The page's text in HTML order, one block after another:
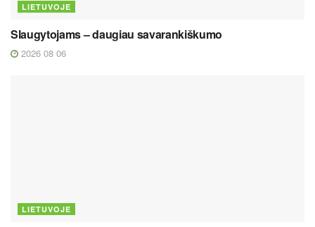
LIETUVOJE
Slaugytojams – daugiau savarankiškumo
2026 08 06
LIETUVOJE